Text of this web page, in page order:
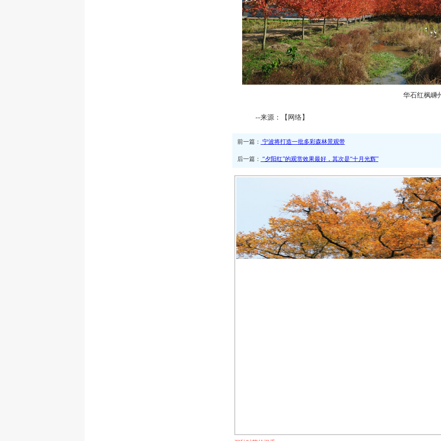
华石红枫嵊
--来源：【网络】
前一篇： 宁波将打造一批多彩森林景观带
后一篇： “夕阳红”的观赏效果最好，其次是“十月光辉”